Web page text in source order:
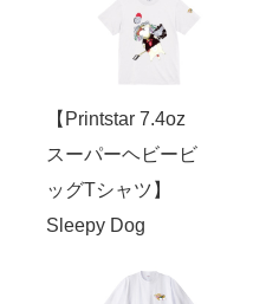
【Printstar 7.4oz
スーパーヘビービ
ッグTシャツ】
Sleepy Dog